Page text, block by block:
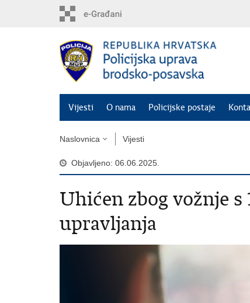
Vijesti O nama Policijske postaje
Naslovnica Vijesti
Objavljeno: 06.06.2025.
Uhićen zbog vožnje
upravljanja